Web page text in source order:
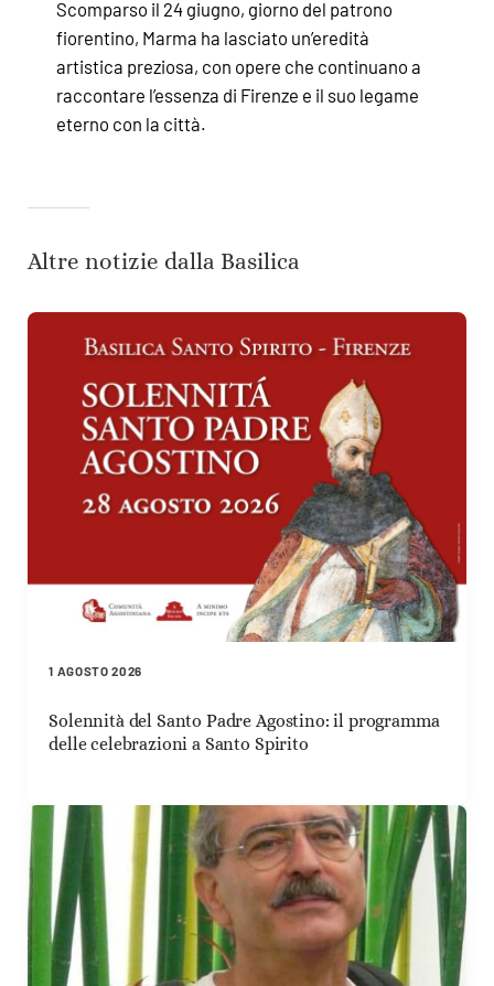
Scomparso il 24 giugno, giorno del patrono
fiorentino, Marma ha lasciato un’eredità
artistica preziosa, con opere che continuano a
raccontare l’essenza di Firenze e il suo legame
eterno con la città.
Altre notizie dalla Basilica
1 AGOSTO 2026
Solennità del Santo Padre Agostino: il programma
delle celebrazioni a Santo Spirito